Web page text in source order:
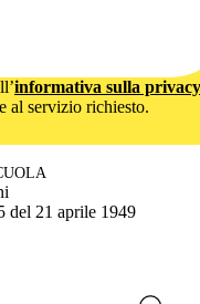
informativa sulla privacy
al servizio richiesto.
del 21 aprile 1949